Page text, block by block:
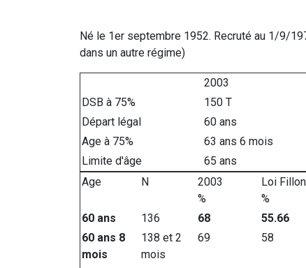
Né le 1er septembre 1952. Recruté au 1/9/
dans un autre régime)
2003
DSB à 75%
150 T
Départ légal
60 ans
Age à 75%
63 ans 6 mois
Limite d'âge
65 ans
Age
N
2003
%
Loi Fillon
%
60 ans
136 68 55.66
60 ans 8
mois
138 et 2
mois
69 58